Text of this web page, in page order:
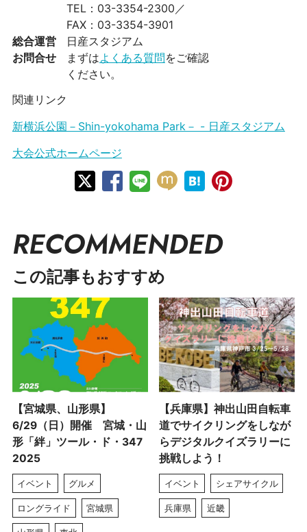
TEL：03-3354-2300／
FAX：03-3354-3901
総合運営
日産スタジアム
お問合せ
まずはよくある質問をご確認
ください。
関連リンク
新横浜公園－Shin-yokohama Park－ - 日産スタジアム
大会公式ホームページ
RECOMMENDED
この記事もおすすめ
【宮城県、山形県】
6/29（日）開催 宮城・山
形「絆」ツール・ド・347
2025
イベント グルメ
ロングライド 宮城県
【兵庫県】神出山田自転車
道でサイクリングをしなが
らデジタルクイズラリーに
挑戦しよう！
イベント シェアサイクル
兵庫県 近畿